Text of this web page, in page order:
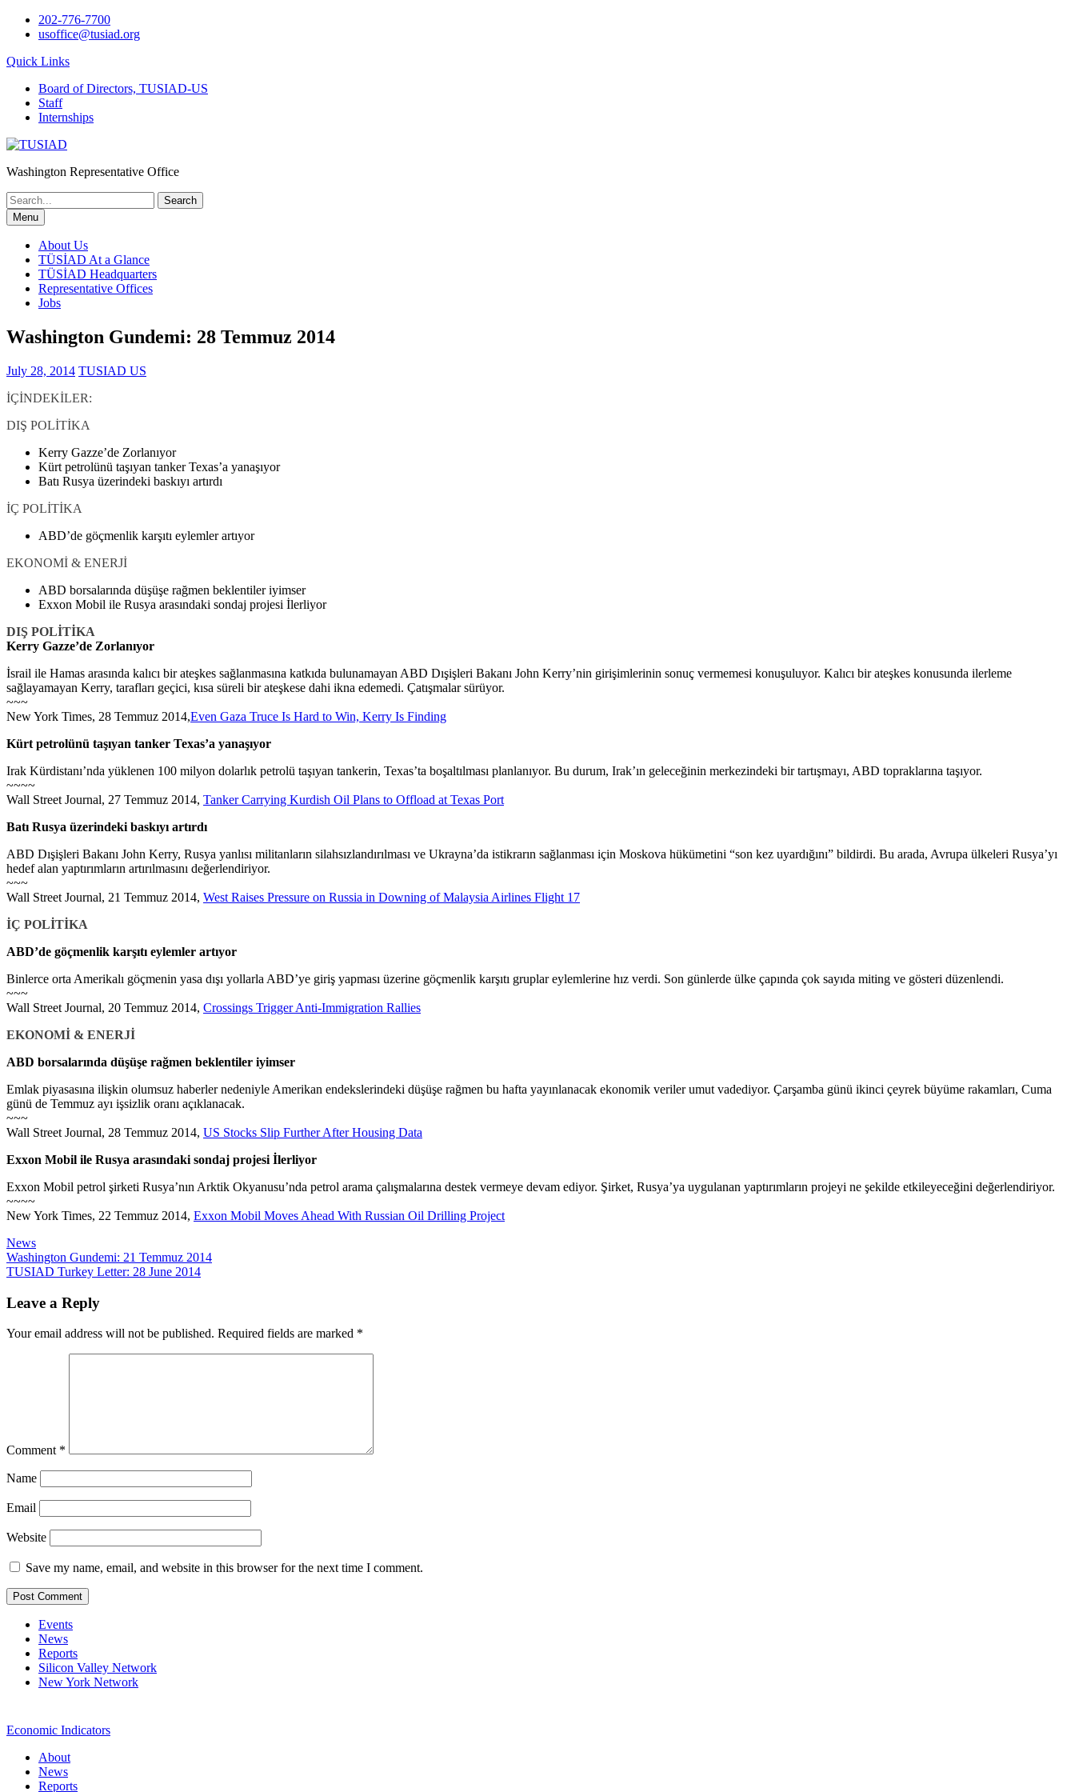
Skip
202-776-7700
usoffice@tusiad.org
Quick Links
Board of Directors, TUSIAD-US
Staff
Internships
Washington Representative Office
Search
for:Menu
About Us
TÜSİAD At a Glance
TÜSİAD Headquarters
Representative Offices
Jobs
Washington Gundemi: 28 Temmuz 2014
July 28, 2014 TUSIAD US
İÇİNDEKİLER:
DIŞ POLİTİKA
Kerry Gazze’de Zorlanıyor
Kürt petrolünü taşıyan tanker Texas’a yanaşıyor
Batı Rusya üzerindeki baskıyı artırdı
İÇ POLİTİKA
ABD’de göçmenlik karşıtı eylemler artıyor
EKONOMİ & ENERJİ
ABD borsalarında düşüşe rağmen beklentiler iyimser
Exxon Mobil ile Rusya arasındaki sondaj projesi İlerliyor
DIŞ POLİTİKA
Kerry Gazze’de Zorlanıyor
İsrail ile Hamas arasında kalıcı bir ateşkes sağlanmasına katkıda bulunamayan ABD Dışişleri Bakanı John Kerry’nin girişimlerinin sonuç vermemesi konuşuluyor. Kalıcı bir ateşkes konusunda ilerleme
sağlayamayan Kerry, tarafları geçici, kısa süreli bir ateşkese dahi ikna edemedi. Çatışmalar sürüyor.
~~~
New York Times, 28 Temmuz 2014,Even Gaza Truce Is Hard to Win, Kerry Is Finding
Kürt petrolünü taşıyan tanker Texas’a yanaşıyor
Irak Kürdistanı’nda yüklenen 100 milyon dolarlık petrolü taşıyan tankerin, Texas’ta boşaltılması planlanıyor. Bu durum, Irak’ın geleceğinin merkezindeki bir tartışmayı, ABD topraklarına taşıyor.
~~~~
Wall Street Journal, 27 Temmuz 2014, Tanker Carrying Kurdish Oil Plans to Offload at Texas Port
Batı Rusya üzerindeki baskıyı artırdı
ABD Dışişleri Bakanı John Kerry, Rusya yanlısı militanların silahsızlandırılması ve Ukrayna’da istikrarın sağlanması için Moskova hükümetini “son kez uyardığını” bildirdi. Bu arada, Avrupa ülkeleri Rusya’yı
hedef alan yaptırımların artırılmasını değerlendiriyor.
~~~
Wall Street Journal, 21 Temmuz 2014, West Raises Pressure on Russia in Downing of Malaysia Airlines Flight 17
İÇ POLİTİKA
ABD’de göçmenlik karşıtı eylemler artıyor
Binlerce orta Amerikalı göçmenin yasa dışı yollarla ABD’ye giriş yapması üzerine göçmenlik karşıtı gruplar eylemlerine hız verdi. Son günlerde ülke çapında çok sayıda miting ve gösteri düzenlendi.
~~~
Wall Street Journal, 20 Temmuz 2014, Crossings Trigger Anti-Immigration Rallies
EKONOMİ & ENERJİ
ABD borsalarında düşüşe rağmen beklentiler iyimser
Emlak piyasasına ilişkin olumsuz haberler nedeniyle Amerikan endekslerindeki düşüşe rağmen bu hafta yayınlanacak ekonomik veriler umut vadediyor. Çarşamba günü ikinci çeyrek büyüme rakamları, Cuma
günü de Temmuz ayı işsizlik oranı açıklanacak.
~~~
Wall Street Journal, 28 Temmuz 2014, US Stocks Slip Further After Housing Data
Exxon Mobil ile Rusya arasındaki sondaj projesi İlerliyor
Exxon Mobil petrol şirketi Rusya’nın Arktik Okyanusu’nda petrol arama çalışmalarına destek vermeye devam ediyor. Şirket, Rusya’ya uygulanan yaptırımların projeyi ne şekilde etkileyeceğini değerlendiriyor.
~~~~
New York Times, 22 Temmuz 2014, Exxon Mobil Moves Ahead With Russian Oil Drilling Project
News
Post
navigation
Washington Gundemi: 21 Temmuz 2014
TUSIAD Turkey Letter: 28 June 2014
Leave a Reply
Your email address will not be published. Required fields are marked *
Comment *
Name
Email
Website
Save my name, email, and website in this browser for the next time I comment.
Events
News
Reports
Silicon Valley Network
New York Network
Economic Indicators
About
News
Reports